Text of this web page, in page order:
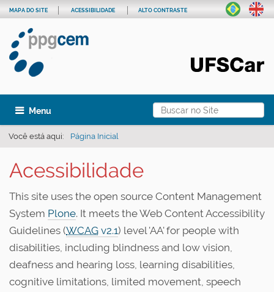
Busca
Busca Avançada…
MAPA DO SITE ACESSIBILIDADE ALTO CONTRASTE
Toggle navigation
Você está aqui: Página Inicial
Acessibilidade
This site uses the open source Content Management
System Plone. It meets the Web Content Accessibility
Guidelines (WCAG v2.1) level 'AA' for people with
disabilities, including blindness and low vision,
deafness and hearing loss, learning disabilities,
cognitive limitations, limited movement, speech